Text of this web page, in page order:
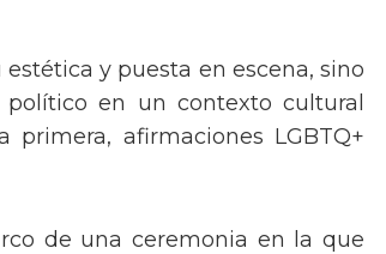
y puesta en escena, sino
en un contexto cultural
afirmaciones LGBTQ+
de una ceremonia en la que